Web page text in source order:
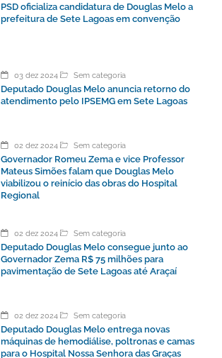
PSD oficializa candidatura de Douglas Melo a
prefeitura de Sete Lagoas em convenção
03 dez 2024 Sem categoria
Deputado Douglas Melo anuncia retorno do
atendimento pelo IPSEMG em Sete Lagoas
02 dez 2024 Sem categoria
Governador Romeu Zema e vice Professor
Mateus Simões falam que Douglas Melo
viabilizou o reinício das obras do Hospital
Regional
02 dez 2024 Sem categoria
Deputado Douglas Melo consegue junto ao
Governador Zema R$ 75 milhões para
pavimentação de Sete Lagoas até Araçaí
02 dez 2024 Sem categoria
Deputado Douglas Melo entrega novas
máquinas de hemodiálise, poltronas e camas
para o Hospital Nossa Senhora das Graças